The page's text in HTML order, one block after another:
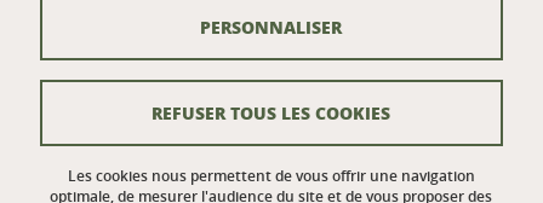
Venir à UGA Design Factory
Crédits
Mentions légales
Données personnelles
Les cookies nous permettent de vous offrir une navigation
optimale, de mesurer l'audience du site et de vous proposer des
REFUSER TOUS LES COOKIES
PERSONNALISER